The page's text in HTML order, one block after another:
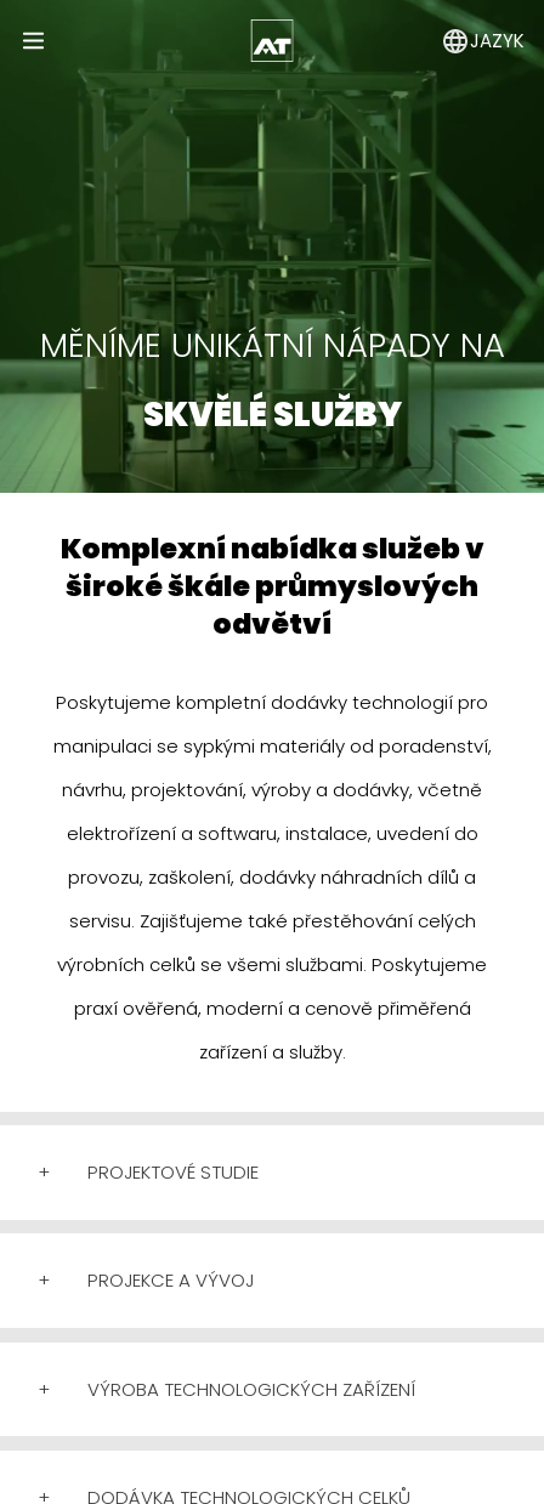
Open Menu JAZYK
MĚNÍME UNIKÁTNÍ NÁPADY NA
SKVĚLÉ SLUŽBY
komplexní nabídka služeb v
široké škále průmyslových
odvětví
Poskytujeme kompletní dodávky technologií pro
manipulaci se sypkými materiály od poradenství,
návrhu, projektování, výroby a dodávky, včetně
elektrořízení a softwaru, instalace, uvedení do
provozu, zaškolení, dodávky náhradních dílů a
servisu. Zajišťujeme také přestěhování celých
výrobních celků se všemi službami. Poskytujeme
praxí ověřená, moderní a cenově přiměřená
zařízení a služby.
+ PROJEKTOVÉ STUDIE
+ PROJEKCE A VÝVOJ
+ VÝROBA TECHNOLOGICKÝCH ZAŘÍZENÍ
+ DODÁVKA TECHNOLOGICKÝCH CELKŮ